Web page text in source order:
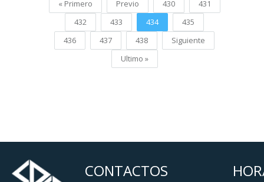
« Primero Previo 430
431
432
433 434
435
436
437 438
Siguiente
Ultimo »
CONTACTOS